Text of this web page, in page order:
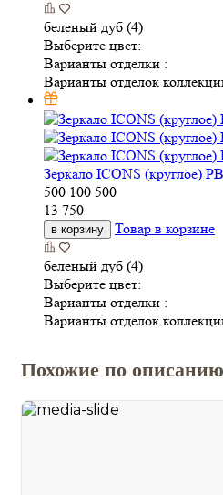
беленый дуб (4)
Выберите цвет:
Варианты отделки :
Варианты отделок
Зеркало ICONS (круглое)
500 100 500
13 750
в корзину Товар в корзине
беленый дуб (4)
Выберите цвет:
Варианты отделки :
Варианты отделок